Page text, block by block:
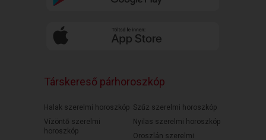
Társkereső párhoroszkóp
Halak szerelmi horoszkóp
Vízöntő szerelmi
horoszkóp
Szűz szerelmi horoszkóp
Nyilas szerelmi horoszkóp
Oroszlán szerelmi